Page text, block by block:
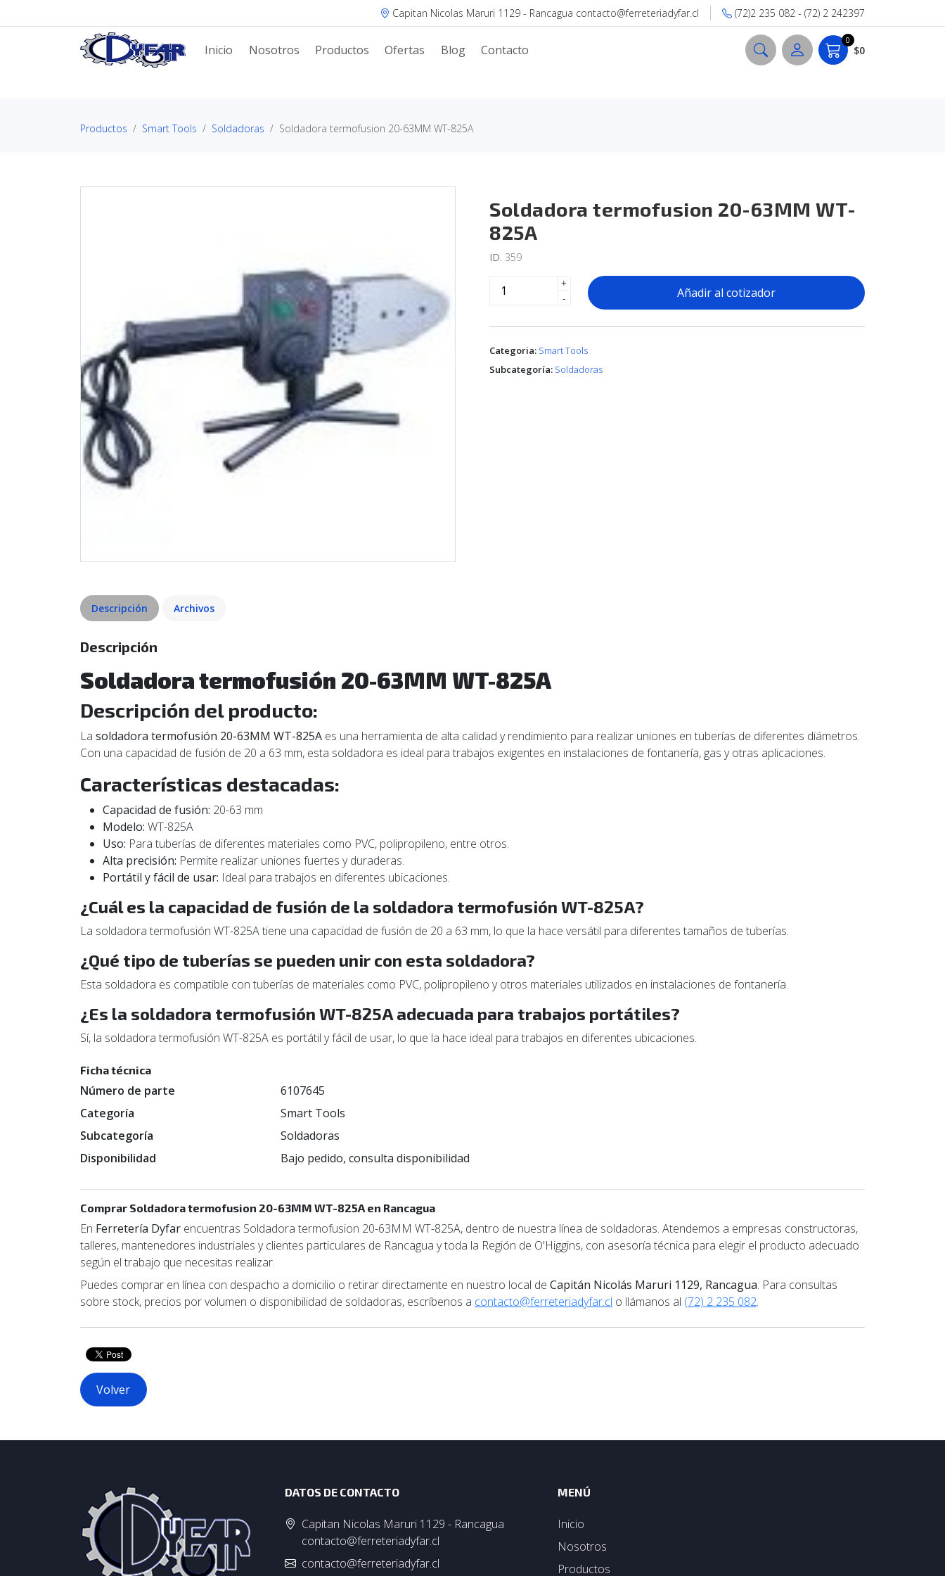
Capitan Nicolas Maruri 1129 - Rancagua contacto@ferreteriadyfar.cl (72)2 235 082 - (72) 2 242397
Inicio Nosotros Productos Ofertas Blog Contacto
0
$0
Productos Smart Tools Soldadoras Soldadora termofusion 20-63MM WT-825A
Soldadora termofusion 20-63MM WT-
825A
ID. 359
+
-
Añadir al cotizador
Categoria: Smart Tools
Subcategoría: Soldadoras
Descripción Archivos
Descripción
Soldadora termofusión 20-63MM WT-825A
Descripción del producto:
La soldadora termofusión 20-63MM WT-825A es una herramienta de alta calidad y rendimiento para realizar uniones en tuberías de diferentes diámetros.
Con una capacidad de fusión de 20 a 63 mm, esta soldadora es ideal para trabajos exigentes en instalaciones de fontanería, gas y otras aplicaciones.
Características destacadas:
Capacidad de fusión: 20-63 mm
Modelo: WT-825A
Uso: Para tuberías de diferentes materiales como PVC, polipropileno, entre otros.
Alta precisión: Permite realizar uniones fuertes y duraderas.
Portátil y fácil de usar: Ideal para trabajos en diferentes ubicaciones.
¿Cuál es la capacidad de fusión de la soldadora termofusión WT-825A?
La soldadora termofusión WT-825A tiene una capacidad de fusión de 20 a 63 mm, lo que la hace versátil para diferentes tamaños de tuberías.
¿Qué tipo de tuberías se pueden unir con esta soldadora?
Esta soldadora es compatible con tuberías de materiales como PVC, polipropileno y otros materiales utilizados en instalaciones de fontanería.
¿Es la soldadora termofusión WT-825A adecuada para trabajos portátiles?
Sí, la soldadora termofusión WT-825A es portátil y fácil de usar, lo que la hace ideal para trabajos en diferentes ubicaciones.
Ficha técnica
Número de parte
6107645
Categoría
Smart Tools
Subcategoría
Soldadoras
Disponibilidad
Bajo pedido, consulta disponibilidad
Comprar Soldadora termofusion 20-63MM WT-825A en Rancagua
En Ferretería Dyfar encuentras Soldadora termofusion 20-63MM WT-825A, dentro de nuestra línea de soldadoras. Atendemos a empresas constructoras,
talleres, mantenedores industriales y clientes particulares de Rancagua y toda la Región de O'Higgins, con asesoría técnica para elegir el producto adecuado
según el trabajo que necesitas realizar.
Puedes comprar en línea con despacho a domicilio o retirar directamente en nuestro local de Capitán Nicolás Maruri 1129, Rancagua. Para consultas
sobre stock, precios por volumen o disponibilidad de soldadoras, escríbenos a contacto@ferreteriadyfar.cl o llámanos al (72) 2 235 082.
Volver
DATOS DE CONTACTO
Capitan Nicolas Maruri 1129 - Rancagua
contacto@ferreteriadyfar.cl
contacto@ferreteriadyfar.cl
MENÚ
Inicio
Nosotros
Productos